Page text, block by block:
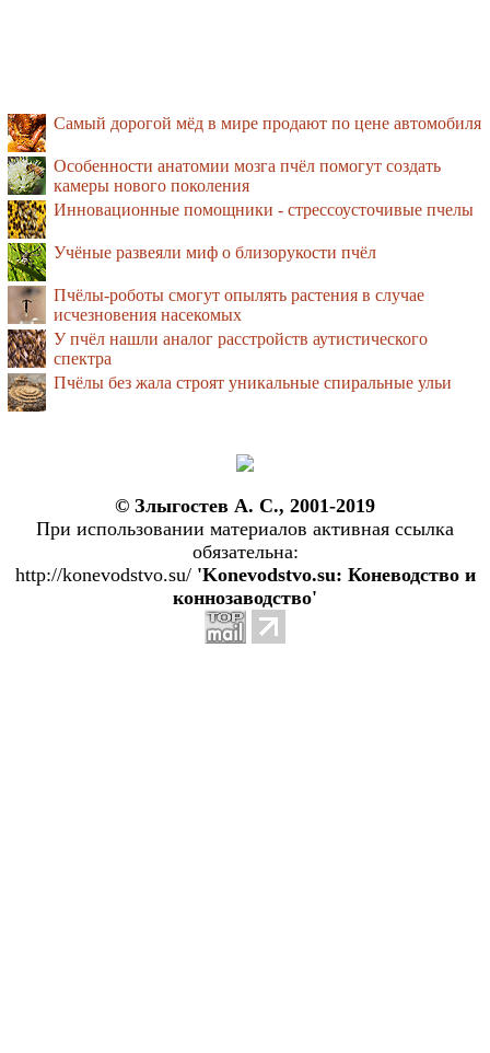
Самый дорогой мёд в мире продают по цене автомобиля
Особенности анатомии мозга пчёл помогут создать
камеры нового поколения
Инновационные помощники - стрессоусточивые пчелы
Учёные развеяли миф о близорукости пчёл
Пчёлы-роботы смогут опылять растения в случае
исчезновения насекомых
У пчёл нашли аналог расстройств аутистического
спектра
Пчёлы без жала строят уникальные спиральные ульи
© Злыгостев А. С., 2001-2019
При использовании материалов активная ссылка
обязательна:
http://konevodstvo.su/ 'Konevodstvo.su: Коневодство и
коннозаводство'